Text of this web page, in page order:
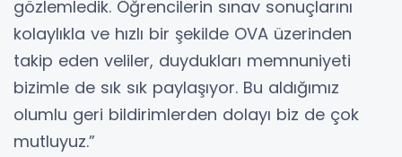
gözlemledik. Öğrencilerin sınav sonuçlarını
kolaylıkla ve hızlı bir şekilde OVA üzerinden
takip eden veliler, duydukları memnuniyeti
bizimle de sık sık paylaşıyor. Bu aldığımız
olumlu geri bildirimlerden dolayı biz de çok
mutluyuz.”